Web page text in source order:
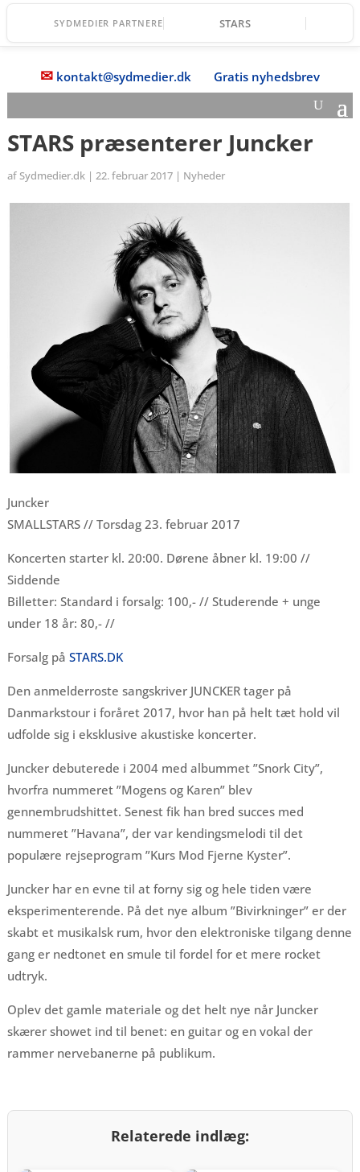
SYDMEDIER PARTNERE STARS
✉ kontakt@sydmedier.dk Gratis nyhedsbrev
STARS præsenterer Juncker
af Sydmedier.dk| 22. februar 2017| Nyheder
Juncker
SMALLSTARS // Torsdag 23. februar 2017
Koncerten starter kl. 20:00. Dørene åbner kl. 19:00 //
Siddende
Billetter: Standard i forsalg: 100,- // Studerende + unge
under 18 år: 80,- //
Forsalg på STARS.DK
Den anmelderroste sangskriver JUNCKER tager på
Danmarkstour i foråret 2017, hvor han på helt tæt hold vil
udfolde sig i eksklusive akustiske koncerter.
Juncker debuterede i 2004 med albummet ”Snork City”,
hvorfra nummeret ”Mogens og Karen” blev
gennembrudshittet. Senest fik han bred succes med
nummeret ”Havana”, der var kendingsmelodi til det
populære rejseprogram ”Kurs Mod Fjerne Kyster”.
Juncker har en evne til at forny sig og hele tiden være
eksperimenterende. På det nye album ”Bivirkninger” er der
skabt et musikalsk rum, hvor den elektroniske tilgang denne
gang er nedtonet en smule til fordel for et mere rocket
udtryk.
Oplev det gamle materiale og det helt nye når Juncker
skærer showet ind til benet: en guitar og en vokal der
rammer nervebanerne på publikum.
Relaterede indlæg: